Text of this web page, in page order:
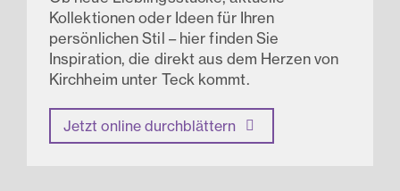
Kollektionen oder Ideen für Ihren
persönlichen Stil – hier finden Sie
Inspiration, die direkt aus dem Herzen von
Kirchheim unter Teck kommt.
Jetzt online durchblättern